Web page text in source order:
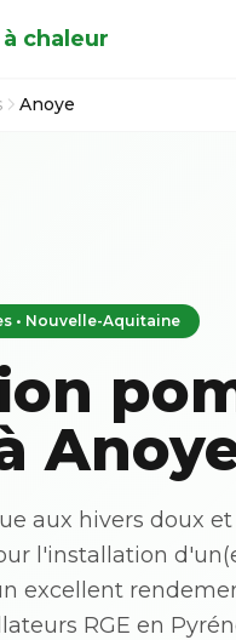
chaleur
Anoye
• Nouvelle-Aquitaine
aux hivers doux
l'installation
excellent
RGE en